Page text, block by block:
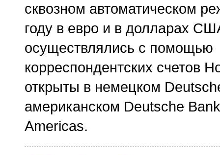
сквозном автоматическом
году в евро и в долларах
осуществлялись с помощью
корреспондентских счетов
открыты в немецком
американском Deutsche
Americas.